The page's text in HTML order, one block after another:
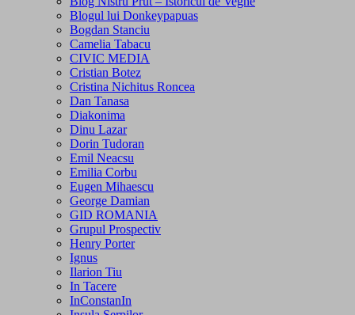
Blogul lui Donkeypapuas
Bogdan Stanciu
Camelia Tabacu
CIVIC MEDIA
Cristian Botez
Cristina Nichitus Roncea
Dan Tanasa
Diakonima
Dinu Lazar
Dorin Tudoran
Emil Neacsu
Emilia Corbu
Eugen Mihaescu
George Damian
GID ROMANIA
Grupul Prospectiv
Henry Porter
Ignus
Ilarion Tiu
In Tacere
InConstanIn